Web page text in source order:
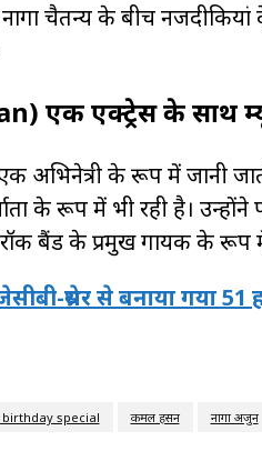
चैतन्य के बीच
एक एक्ट्रेस के साथ
अभिनेत्री के रूप में जानी
के रूप में भी रही है।
बैंड के प्रमुख गायक के रूप में
थ्रेसर से बनाया गया
special कमल हसन नागा अर्जुन